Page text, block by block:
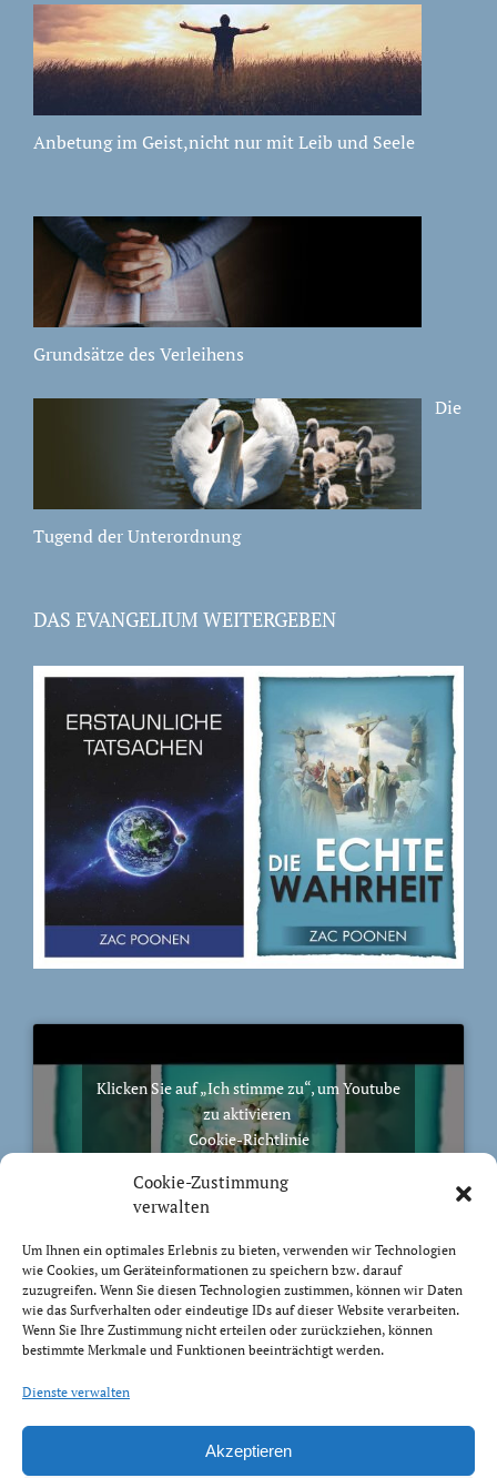
Cookie-Zustimmung
verwalten
Um Ihnen ein optimales Erlebnis zu bieten, verwenden wir Technologien
wie Cookies, um Geräteinformationen zu speichern bzw. darauf
zuzugreifen. Wenn Sie diesen Technologien zustimmen, können wir Daten
wie das Surfverhalten oder eindeutige IDs auf dieser Website verarbeiten.
Wenn Sie Ihre Zustimmung nicht erteilen oder zurückziehen, können
bestimmte Merkmale und Funktionen beeinträchtigt werden.
Dienste verwalten
Akzeptieren
Anbetung im Geist,nicht nur mit Leib und Seele
Grundsätze des Verleihens
Die
Tugend der Unterordnung
DAS EVANGELIUM WEITERGEBEN
Klicken Sie auf „Ich stimme zu“, um Youtube
zu aktivieren
Cookie-Richtlinie
Ich stimme zu
BIBELVERS DES TAGES
euch tragen, bis ihr grau werdet. Ich habe es getan; ich
will heben und tragen und erretten.